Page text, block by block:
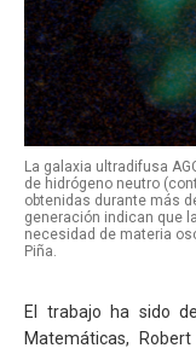
La galaxia ultradifusa
de hidrógeno neutro
obtenidas durante más
generación indican que
necesidad de materia
Piña.
El trabajo ha sido
Matemáticas,